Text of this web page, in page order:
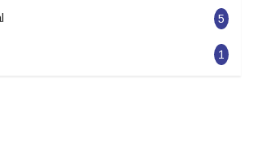
5
1